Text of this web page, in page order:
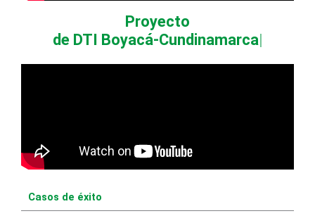
Proyecto
de DTI Boyacá-Cundinamarca
Casos de éxito